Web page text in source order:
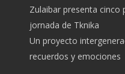
Zulaibar presenta cinco
jornada de Tknika
Un proyecto
recuerdos y emociones